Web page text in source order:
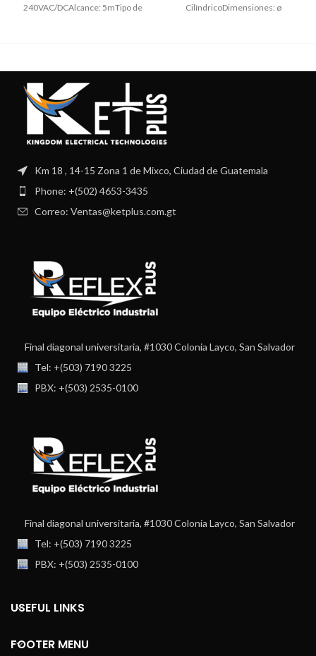
240VAC/DCAlcance: 5mTipo de
CilíndricoDimensiones: ø
1,5kHzNúmero
Km 18 , 14-15 Zona 1 de Mixco, Ciudad de Guatemala
Phone: +(502) 4653-3435
Correo: Ventas@ketplus.com.gt
Final diagonal universitaria, #1030 Colonia Layco, San Salvador
Tel: +(503) 7190 3225
PBX: +(503) 2535-0100
Final diagonal universitaria, #1030 Colonia Layco, San Salvador
Tel: +(503) 7190 3225
PBX: +(503) 2535-0100
USEFUL LINKS
FOOTER MENU